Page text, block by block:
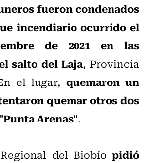
fueron condenados
incendiario ocurrido el
de 2021 en las
salto del Laja, Provincia
el lugar, quemaron un
quemar otros dos
Arenas".
del Biobío pidió